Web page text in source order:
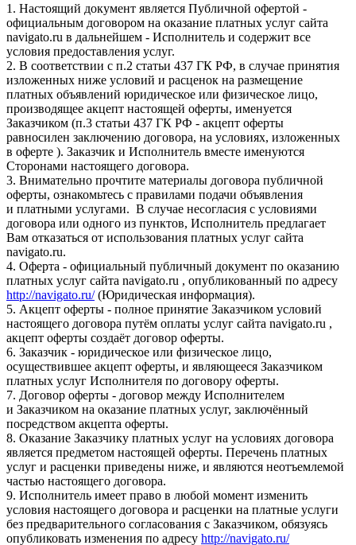
1. Настоящий документ является Публичной офертой -
официальным договором на оказание платных услуг сайта
navigato.ru в дальнейшем - Исполнитель и содержит все
условия предоставления услуг.
2. В соответствии с п.2 статьи 437 ГК РФ, в случае принятия
изложенных ниже условий и расценок на размещение
платных объявлений юридическое или физическое лицо,
производящее акцепт настоящей оферты, именуется
Заказчиком (п.3 статьи 437 ГК РФ - акцепт оферты
равносилен заключению договора, на условиях, изложенных
в оферте ). Заказчик и Исполнитель вместе именуются
Сторонами настоящего договора.
3. Внимательно прочтите материалы договора публичной
оферты, ознакомьтесь с правилами подачи объявления
и платными услугами. В случае несогласия с условиями
договора или одного из пунктов, Исполнитель предлагает
Вам отказаться от использования платных услуг сайта
navigato.ru.
4. Оферта - официальный публичный документ по оказанию
платных услуг сайта navigato.ru , опубликованный по адресу
http://navigato.ru/(Юридическая информация).
5. Акцепт оферты - полное принятие Заказчиком условий
настоящего договора путём оплаты услуг сайта navigato.ru ,
акцепт оферты создаёт договор оферты.
6. Заказчик - юридическое или физическое лицо,
осуществившее акцепт оферты, и являющееся Заказчиком
платных услуг Исполнителя по договору оферты.
7. Договор оферты - договор между Исполнителем
и Заказчиком на оказание платных услуг, заключённый
посредством акцепта оферты.
8. Оказание Заказчику платных услуг на условиях договора
является предметом настоящей оферты. Перечень платных
услуг и расценки приведены ниже, и являются неотъемлемой
частью настоящего договора.
9. Исполнитель имеет право в любой момент изменить
условия настоящего договора и расценки на платные услуги
без предварительного согласования с Заказчиком, обязуясь
опубликовать изменения по адресу http://navigato.ru/